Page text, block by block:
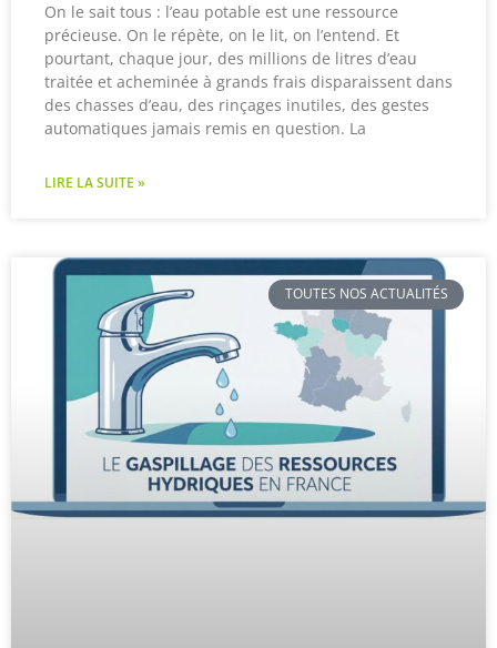
On le sait tous : l’eau potable est une ressource
précieuse. On le répète, on le lit, on l’entend. Et
pourtant, chaque jour, des millions de litres d’eau
traitée et acheminée à grands frais disparaissent dans
des chasses d’eau, des rinçages inutiles, des gestes
automatiques jamais remis en question. La
LIRE LA SUITE »
TOUTES NOS ACTUALITÉS